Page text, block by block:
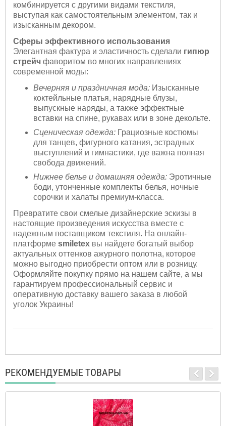
комбинируется с другими видами текстиля,
выступая как самостоятельным элементом, так и
изысканным декором.
Сферы эффективного использования
Элегантная фактура и эластичность сделали гипюр
стрейч фаворитом во многих направлениях
современной моды:
Вечерняя и праздничная мода: Изысканные
коктейльные платья, нарядные блузы,
выпускные наряды, а также эффектные
вставки на спине, рукавах или в зоне декольте.
Сценическая одежда: Грациозные костюмы
для танцев, фигурного катания, эстрадных
выступлений и гимнастики, где важна полная
свобода движений.
Нижнее белье и домашняя одежда: Эротичные
боди, утонченные комплекты белья, ночные
сорочки и халаты премиум-класса.
Превратите свои смелые дизайнерские эскизы в
настоящие произведения искусства вместе с
надежным поставщиком текстиля. На онлайн-
платформе smiletex вы найдете богатый выбор
актуальных оттенков ажурного полотна, которое
можно выгодно приобрести оптом или в розницу.
Оформляйте покупку прямо на нашем сайте, а мы
гарантируем профессиональный сервис и
оперативную доставку вашего заказа в любой
уголок Украины!
РЕКОМЕНДУЕМЫЕ ТОВАРЫ